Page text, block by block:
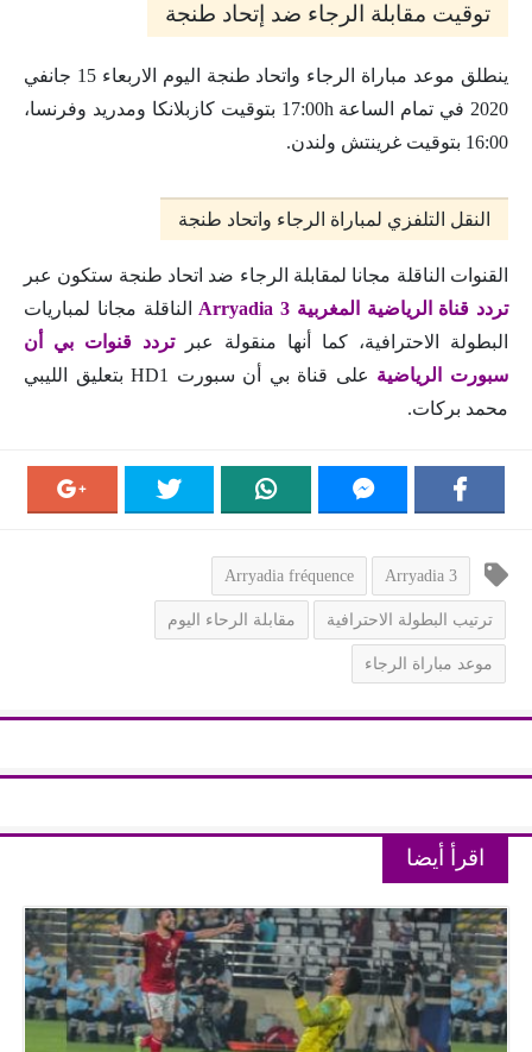
توقيت مقابلة الرجاء ضد إتحاد طنجة
ينطلق موعد مباراة الرجاء واتحاد طنجة اليوم الاربعاء 15 جانفي
2020 في تمام الساعة 17:00h بتوقيت كازبلانكا ومدريد وفرنسا،
16:00 بتوقيت غرينتش ولندن.
النقل التلفزي لمباراة الرجاء واتحاد طنجة
القنوات الناقلة مجانا لمقابلة الرجاء ضد اتحاد طنجة ستكون عبر
تردد قناة الرياضية المغربية 3 Arryadia
الناقلة مجانا لمباريات
البطولة الاحترافية، كما أنها منقولة عبرتردد قنوات بي أن
سبورت الرياضية
على قناة بي أن سبورت HD1 بتعليق الليبي
محمد بركات.
Arryadia 3
Arryadia fréquence
ترتيب البطولة الاحترافية مقابلة الرحاء اليوم
موعد مباراة الرجاء
اقرأ أيضا